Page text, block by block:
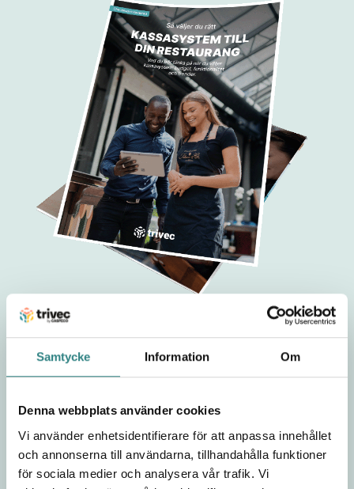
Samtycke Information Om
Denna webbplats använder cookies
Vi använder enhetsidentifierare för att anpassa innehållet
och annonserna till användarna, tillhandahålla funktioner
för sociala medier och analysera vår trafik. Vi
Så väljer du rätt kassasystem
har en enkel checklista inkluderad!
Läs mer och ladda ner